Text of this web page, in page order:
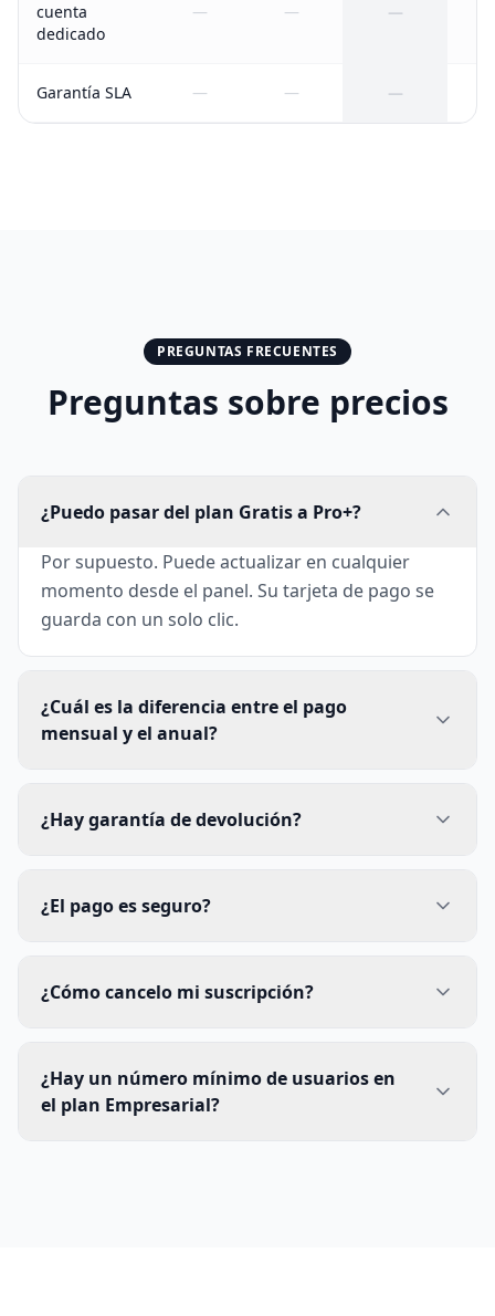
cuenta
dedicado
— — —
Garantía SLA — — —
PREGUNTAS FRECUENTES
Preguntas sobre precios
¿Puedo pasar del plan Gratis a Pro+?
Por supuesto. Puede actualizar en cualquier
momento desde el panel. Su tarjeta de pago se
guarda con un solo clic.
¿Cuál es la diferencia entre el pago
mensual y el anual?
¿Hay garantía de devolución?
¿El pago es seguro?
¿Cómo cancelo mi suscripción?
¿Hay un número mínimo de usuarios en
el plan Empresarial?